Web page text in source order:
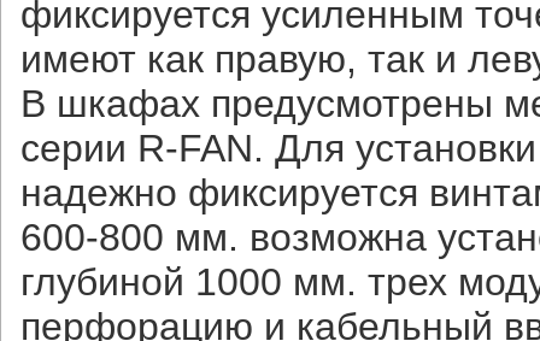
фиксируется усиленным
имеют как правую, так и
В шкафах предусмотрены
серии R-FAN. Для
надежно фиксируется
600-800 мм. возможна
глубиной 1000 мм. трех
перфорацию и кабельный